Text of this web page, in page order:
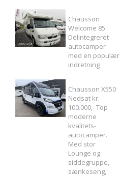
Chausson
Welcome 85
Delintegreret
autocamper
med en populær
indretning
Chausson X550
Nedsat kr.
100.000,- Top
moderne
kvalitets-
autocamper.
Med stor
Lounge og
siddegruppe,
sænkeseng,